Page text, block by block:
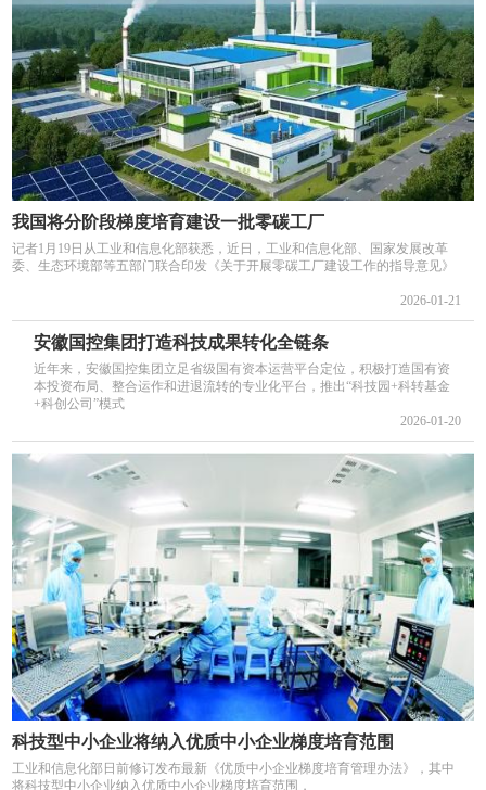
我国将分阶段梯度培育建设一批零碳工厂
记者1月19日从工业和信息化部获悉，近日，工业和信息化部、国家发展改革
委、生态环境部等五部门联合印发《关于开展零碳工厂建设工作的指导意见》
2026-01-21
安徽国控集团打造科技成果转化全链条
近年来，安徽国控集团立足省级国有资本运营平台定位，积极打造国有资
本投资布局、整合运作和进退流转的专业化平台，推出“科技园+科转基金
+科创公司”模式
2026-01-20
科技型中小企业将纳入优质中小企业梯度培育范围
工业和信息化部日前修订发布最新《优质中小企业梯度培育管理办法》，其中
将科技型中小企业纳入优质中小企业梯度培育范围，